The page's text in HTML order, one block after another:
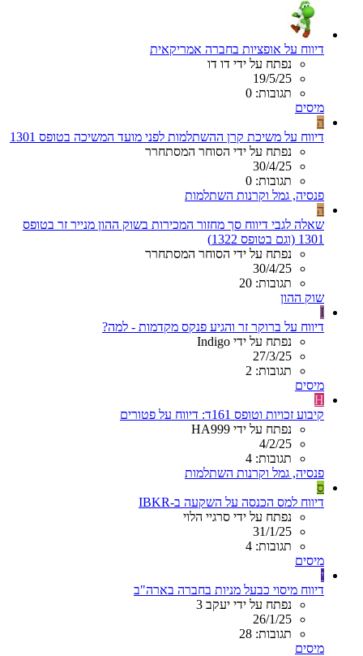
דיווח על אופציות בחברה אמריקאית
נפתח על ידי דו דו
19/5/25
תגובות: 0
מיסים
ה
דיווח על משיכת קרן ההשתלמות לפני מועד המשיכה בטופס 1301
נפתח על ידי הסוחר המסתחרר
30/4/25
תגובות: 0
פנסיה, גמל וקרנות השתלמות
ה
שאלה לגבי דיווח סך מחזור המכירות בשוק ההון מנייר זר בטופס
1301 (וגם בטופס 1322)
נפתח על ידי הסוחר המסתחרר
30/4/25
תגובות: 20
שוק ההון
I
דיווח על ברוקר זר והגיע פנקס מקדמות - למה?
נפתח על ידי Indigo
27/3/25
תגובות: 2
מיסים
H
קיבוע זכויות וטופס 161ד: דיווח על פטורים
נפתח על ידי HA999
4/2/25
תגובות: 4
פנסיה, גמל וקרנות השתלמות
ס
דיווח למס הכנסה על השקעה ב-IBKR
נפתח על ידי סרגיי הלוי
31/1/25
תגובות: 4
מיסים
י
דיווח מיסוי כבעל מניות בחברה בארה"ב
נפתח על ידי יעקב 3
26/1/25
תגובות: 28
מיסים